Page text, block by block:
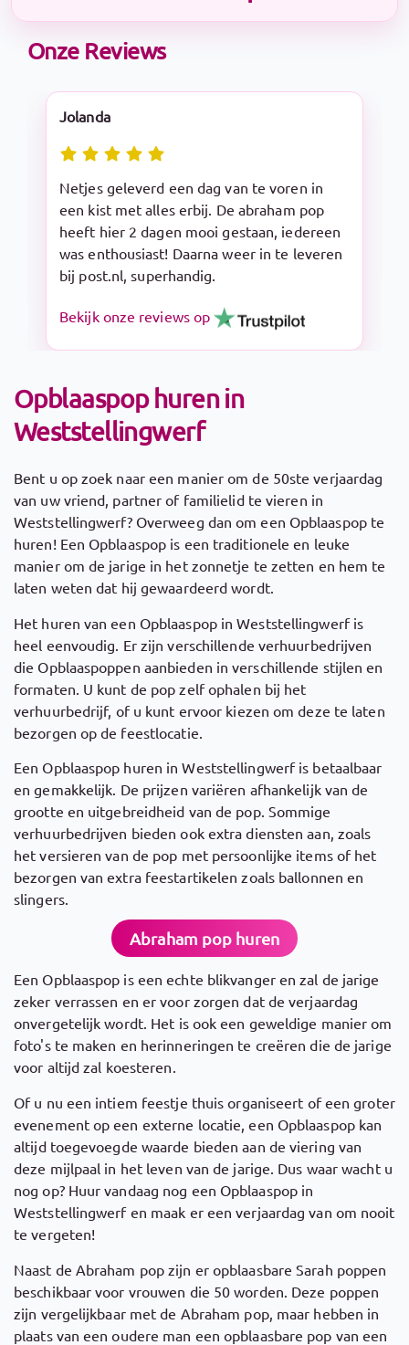
Onze Reviews
Nadine
Snelle levering en makkelijk op te zetten.
De Sarah pop is een aanrader!
Bekijk onze reviews op
Opblaaspop huren in
Weststellingwerf
Bent u op zoek naar een manier om de 50ste verjaardag
van uw vriend, partner of familielid te vieren in
Weststellingwerf? Overweeg dan om een Opblaaspop te
huren! Een Opblaaspop is een traditionele en leuke
manier om de jarige in het zonnetje te zetten en hem te
laten weten dat hij gewaardeerd wordt.
Het huren van een Opblaaspop in Weststellingwerf is
heel eenvoudig. Er zijn verschillende verhuurbedrijven
die Opblaaspoppen aanbieden in verschillende stijlen en
formaten. U kunt de pop zelf ophalen bij het
verhuurbedrijf, of u kunt ervoor kiezen om deze te laten
bezorgen op de feestlocatie.
Een Opblaaspop huren in Weststellingwerf is betaalbaar
en gemakkelijk. De prijzen variëren afhankelijk van de
grootte en uitgebreidheid van de pop. Sommige
verhuurbedrijven bieden ook extra diensten aan, zoals
het versieren van de pop met persoonlijke items of het
bezorgen van extra feestartikelen zoals ballonnen en
slingers.
Abraham pop huren
Een Opblaaspop is een echte blikvanger en zal de jarige
zeker verrassen en er voor zorgen dat de verjaardag
onvergetelijk wordt. Het is ook een geweldige manier om
foto's te maken en herinneringen te creëren die de jarige
voor altijd zal koesteren.
Of u nu een intiem feestje thuis organiseert of een groter
evenement op een externe locatie, een Opblaaspop kan
altijd toegevoegde waarde bieden aan de viering van
deze mijlpaal in het leven van de jarige. Dus waar wacht u
nog op? Huur vandaag nog een Opblaaspop in
Weststellingwerf en maak er een verjaardag van om nooit
te vergeten!
Naast de Abraham pop zijn er opblaasbare Sarah poppen
beschikbaar voor vrouwen die 50 worden. Deze poppen
zijn vergelijkbaar met de Abraham pop, maar hebben in
plaats van een oudere man een opblaasbare pop van een